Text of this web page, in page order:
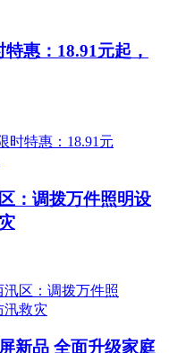
惠：18.91元起，
：调拨万件照明设
新品 全面升级家庭